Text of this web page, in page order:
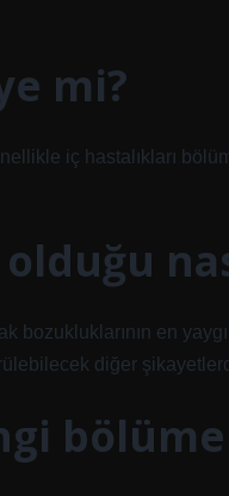
mi?
iç hastalıkları
bozukluklarının en
diğer